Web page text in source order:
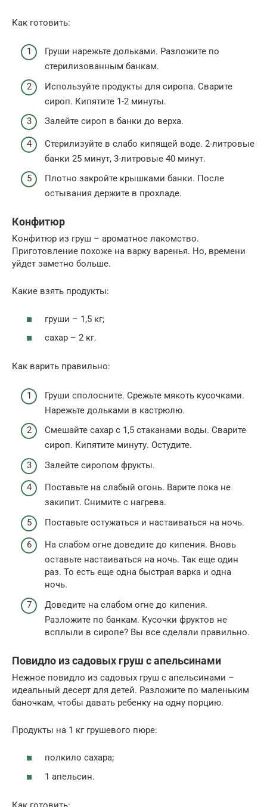
Как готовить:
Груши нарежьте дольками. Разложите по
стерилизованным банкам.
Используйте продукты для сиропа. Сварите
сироп. Кипятите 1-2 минуты.
Залейте сироп в банки до верха.
Стерилизуйте в слабо кипящей воде. 2-литровые
банки 25 минут, 3-литровые 40 минут.
Плотно закройте крышками банки. После
остывания держите в прохладе.
Конфитюр
Конфитюр из груш – ароматное лакомство.
Приготовление похоже на варку варенья. Но, времени
уйдет заметно больше.
Какие взять продукты:
груши – 1,5 кг;
сахар – 2 кг.
Как варить правильно:
Груши сполосните. Срежьте мякоть кусочками.
Нарежьте дольками в кастрюлю.
Смешайте сахар с 1,5 стаканами воды. Сварите
сироп. Кипятите минуту. Остудите.
Залейте сиропом фрукты.
Поставьте на слабый огонь. Варите пока не
закипит. Снимите с нагрева.
Поставьте остужаться и настаиваться на ночь.
На слабом огне доведите до кипения. Вновь
оставьте настаиваться на ночь. Так еще один
раз. То есть еще одна быстрая варка и одна
ночь.
Доведите на слабом огне до кипения.
Разложите по банкам. Кусочки фруктов не
всплыли в сиропе? Вы все сделали правильно.
Повидло из садовых груш с апельсинами
Нежное повидло из садовых груш с апельсинами –
идеальный десерт для детей. Разложите по маленьким
баночкам, чтобы давать ребенку на одну порцию.
Продукты на 1 кг грушевого пюре:
полкило сахара;
1 апельсин.